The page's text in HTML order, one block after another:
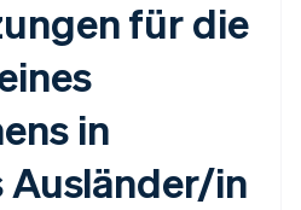
für die
in
Ausländer/in